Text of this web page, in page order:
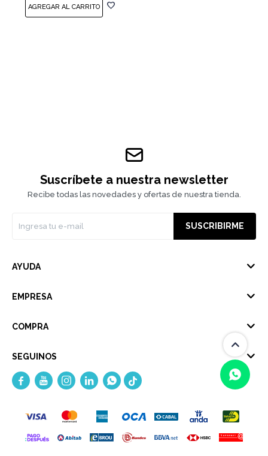
Suscríbete a nuestra newsletter
Recibe todas las novedades y ofertas de nuestra tienda.
SUSCRIBIRME
AYUDA
EMPRESA
COMPRA
SEGUINOS
    